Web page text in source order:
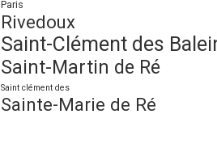
Paris
Rivedoux
Saint-Clément des
Saint-Martin de Ré
Saint clément des
Sainte-Marie de Ré